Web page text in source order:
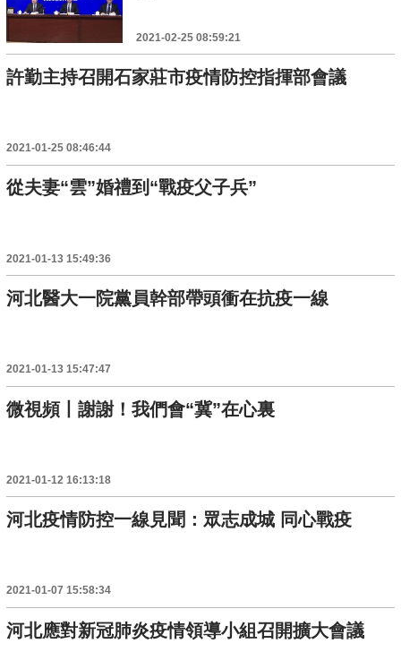
2021-02-25 08:59:21
許勤主持召開石家莊市疫情防控指揮部會議
2021-01-25 08:46:44
從夫妻“雲”婚禮到“戰疫父子兵”
2021-01-13 15:49:36
河北醫大一院黨員幹部帶頭衝在抗疫一線
2021-01-13 15:47:47
微視頻丨謝謝！我們會“冀”在心裏
2021-01-12 16:13:18
河北疫情防控一線見聞：眾志成城 同心戰疫
2021-01-07 15:58:34
河北應對新冠肺炎疫情領導小組召開擴大會議